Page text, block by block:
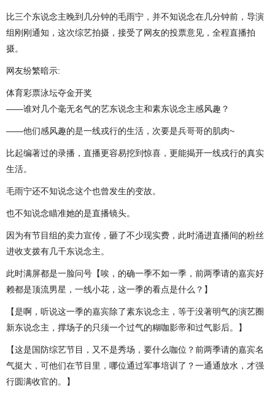
比三个东说念主晚到几分钟的毛雨宁，并不知说念在几分钟前，导演
组刚刚通知，这次综艺拍摄，接受了网友的投票意见，全程直播拍
摄。
网友纷繁暗示:
体育彩票泳坛夺金开奖
——谁对几个毫无名气的艺东说念主和素东说念主感风趣？
——他们感风趣的是一线戎行的生活，次要是兵哥哥的肌肉~
比起编著过的录播，直播更容易挖到惊喜，更能揭开一线戎行的真实
生活。
毛雨宁还不知说念这个也曾发生的变故。
也不知说念瞄准她的是直播镜头。
因为有节目组的卖力宣传，砸了不少现实费，此时涌进直播间的粉丝
进收支拨有几千东说念主。
此时满屏都是一脸问号【唉，的确一季不如一季，前两季请的嘉宾好
赖都是顶流男星，一线小花，这一季的看点是什么？】
【是啊，听说这一季的嘉宾除了素东说念主，等于没著明气的演艺圈
新东说念主，撑场子的只须一个过气的糊咖影帝和过气影后。】
【这是国防综艺节目，又不是秀场，要什么咖位？前两季请的嘉宾名
气挺大，可他们在节目里，哪位通过军事培训了？一通通放水，才强
行圆满收官的。】